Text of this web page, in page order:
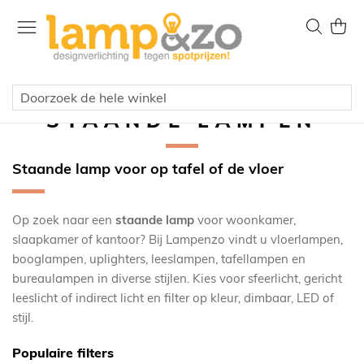
naar
Zoek
STAANDE LAMPEN
Staande lamp voor op tafel of de vloer
Op zoek naar een staande lamp voor woonkamer,
slaapkamer of kantoor? Bij Lampenzo vindt u vloerlampen,
booglampen, uplighters, leeslampen, tafellampen en
bureaulampen in diverse stijlen. Kies voor sfeerlicht, gericht
leeslicht of indirect licht en filter op kleur, dimbaar, LED of
stijl.
Populaire filters